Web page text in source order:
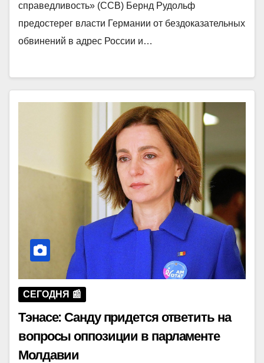
справедливость» (ССВ) Бернд Рудольф
предостерег власти Германии от бездоказательных
обвинений в адрес России и…
СЕГОДНЯ 📰
Тэнасе: Санду придется ответить на
вопросы оппозиции в парламенте
Молдавии